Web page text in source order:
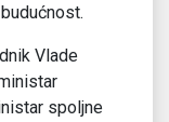
Vlade
spoljne